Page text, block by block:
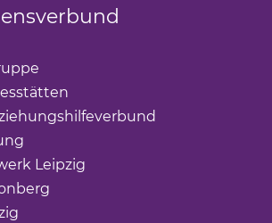
Leipzig